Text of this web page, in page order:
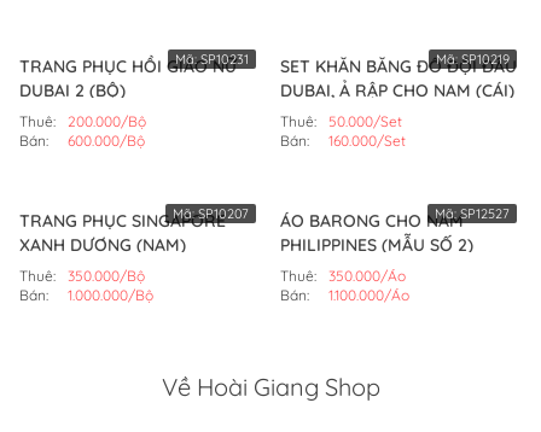
TRANG PHỤC HỒI GIÁO NỮ
DUBAI 2 (BỘ)
Thuê:
200.000/Bộ
Bán:
600.000/Bộ
Mã:SP10231
SET KHĂN BĂNG ĐÔ ĐỘI ĐẦU
DUBAI, Ả RẬP CHO NAM (CÁI)
Thuê:
50.000/Set
Bán:
160.000/Set
Mã:SP10219
TRANG PHỤC SINGAPORE
XANH DƯƠNG (NAM)
Thuê:
350.000/Bộ
Bán:
1.000.000/Bộ
Mã:SP10207
ÁO BARONG CHO NAM
PHILIPPINES (MẪU SỐ 2)
Thuê:
350.000/Áo
Bán:
1.100.000/Áo
Mã:SP12527
Về Hoài Giang Shop